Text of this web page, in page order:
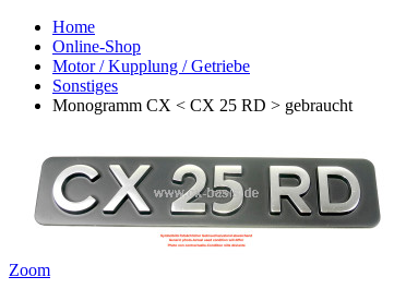
Home
Online-Shop
Motor / Kupplung / Getriebe
Sonstiges
Monogramm CX < CX 25 RD > gebraucht
Zoom